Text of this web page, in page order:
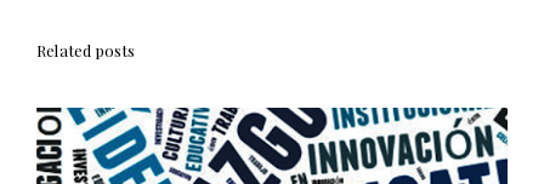
Related posts